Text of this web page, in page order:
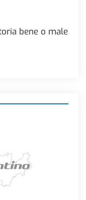
bene o male